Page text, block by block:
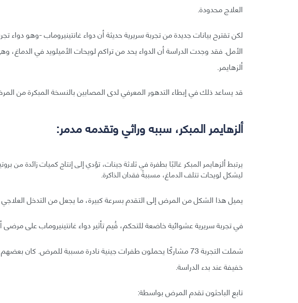
العلاج محدودة.
لكن تقترح بيانات جديدة من تجربة سريرية حديثة أن دواء غانتينيروماب -وهو
الأمل. فقد وجدت الدراسة أن الدواء يحد من تراكم لويحات الأميلويد في
ألزهايمر.
قد يساعد ذلك في إبطاء التدهور المعرفي لدى المصابين بالنسخة المبكرة من
ألزهايمر المبكر، سببه وراثي وتقدمه مدمر:
يرتبط ألزهايمر المبكر غالبًا بطفرة في ثلاثة جينات، تؤدي إلى إنتاج كميات زائدة من
ليشكل لويحات تتلف الدماغ، مسببةً فقدان الذاكرة.
يميل هذا الشكل من المرض إلى التقدم بسرعة كبيرة، ما يجعل من التدخل العلاجي
في تجربة سريرية عشوائية خاضعة للتحكم، قُيم تأثير دواء غانتينيروماب على مرضى
شملت التجربة 73 مشاركًا يحملون طفرات جينية نادرة مسببة للمرض. كان
خفيفة عند بدء الدراسة.
تابع الباحثون تقدم المرض بواسطة: